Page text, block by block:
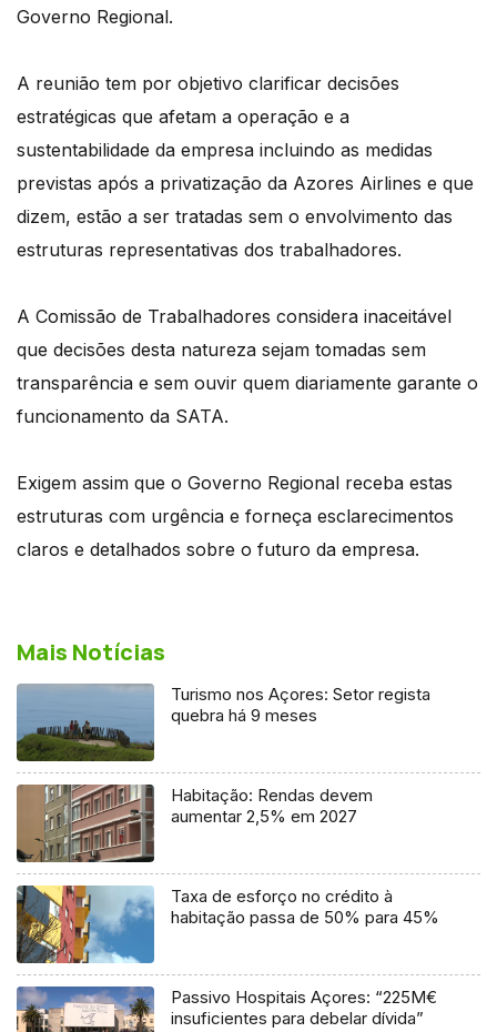
Governo Regional.
A reunião tem por objetivo clarificar decisões
estratégicas que afetam a operação e a
sustentabilidade da empresa incluindo as medidas
previstas após a privatização da Azores Airlines e que
dizem, estão a ser tratadas sem o envolvimento das
estruturas representativas dos trabalhadores.
A Comissão de Trabalhadores considera inaceitável
que decisões desta natureza sejam tomadas sem
transparência e sem ouvir quem diariamente garante o
funcionamento da SATA.
Exigem assim que o Governo Regional receba estas
estruturas com urgência e forneça esclarecimentos
claros e detalhados sobre o futuro da empresa.
Mais Notícias
Turismo nos Açores: Setor regista
quebra há 9 meses
Habitação: Rendas devem
aumentar 2,5% em 2027
Taxa de esforço no crédito à
habitação passa de 50% para 45%
Passivo Hospitais Açores: “225M€
insuficientes para debelar dívida”